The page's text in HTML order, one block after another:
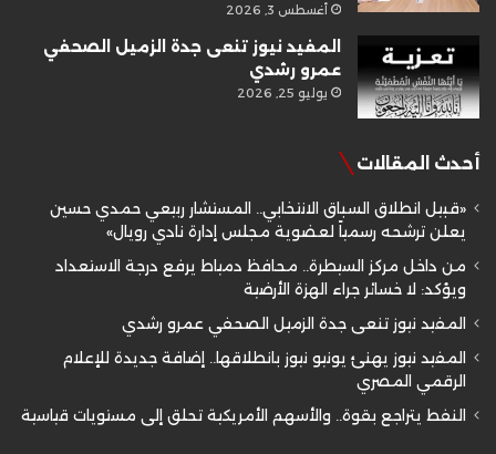
أغسطس 3, 2026
المفيد نيوز تنعى جدة الزميل الصحفي
عمرو رشدي
يوليو 25, 2026
أحدث المقالات
«قبيل انطلاق السباق الانتخابي.. المستشار ربيعي حمدي حسين
يعلن ترشحه رسمياً لعضوية مجلس إدارة نادي رويال»
من داخل مركز السيطرة.. محافظ دمياط يرفع درجة الاستعداد
ويؤكد: لا خسائر جراء الهزة الأرضية
المفيد نيوز تنعى جدة الزميل الصحفي عمرو رشدي
المفيد نيوز يهنئ يونيو نيوز بانطلاقها.. إضافة جديدة للإعلام
الرقمي المصري
النفط يتراجع بقوة.. والأسهم الأمريكية تحلق إلى مستويات قياسية